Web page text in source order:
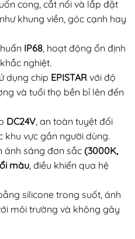
cong, cắt nối và lắp đặt
khung viền, góc cạnh hay
IP68, hoạt động ổn định
nghiệt.
dụng chip EPISTAR với độ
và tuổi thọ bền bỉ lên đến
DC24V, an toàn tuyệt đối
khu vực gần người dùng.
ánh sáng đơn sắc (3000K,
màu, điều khiển qua hệ
silicone trong suốt, ánh
môi trường và không gây